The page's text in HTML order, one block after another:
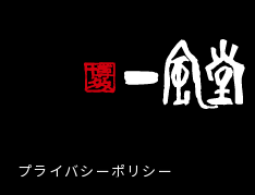
プライバシーポリシー